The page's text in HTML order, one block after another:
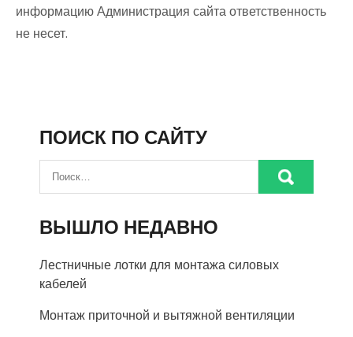
информацию Администрация сайта ответственность
не несет.
ПОИСК ПО САЙТУ
ВЫШЛО НЕДАВНО
Лестничные лотки для монтажа силовых
кабелей
Монтаж приточной и вытяжной вентиляции